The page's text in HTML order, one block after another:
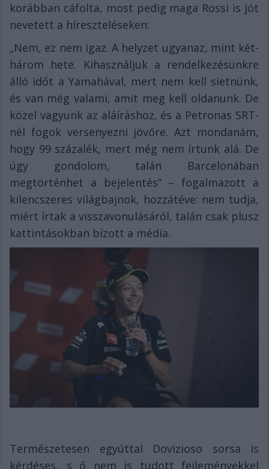
korábban cáfolta, most pedig maga Rossi is jót
nevetett a híreszteléseken:
„Nem, ez nem igaz. A helyzet ugyanaz, mint két-
három hete. Kihasználjuk a rendelkezésünkre
álló időt a Yamahával, mert nem kell sietnünk,
és van még valami, amit meg kell oldanunk. De
közel vagyunk az aláíráshoz, és a Petronas SRT-
nél fogok versenyezni jövőre. Azt mondanám,
hogy 99 százalék, mert még nem írtunk alá. De
úgy gondolom, talán Barcelonában
megtörténhet a bejelentés” – fogalmazott a
kilencszeres világbajnok, hozzátéve: nem tudja,
miért írtak a visszavonulásáról, talán csak plusz
kattintásokban bízott a média.
Természetesen egyúttal Dovizioso sorsa is
kérdéses, s ő nem is tudott fejleményekkel